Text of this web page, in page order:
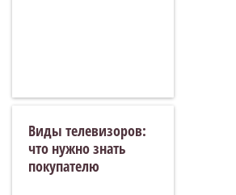
Виды телевизоров:
что нужно знать
покупателю